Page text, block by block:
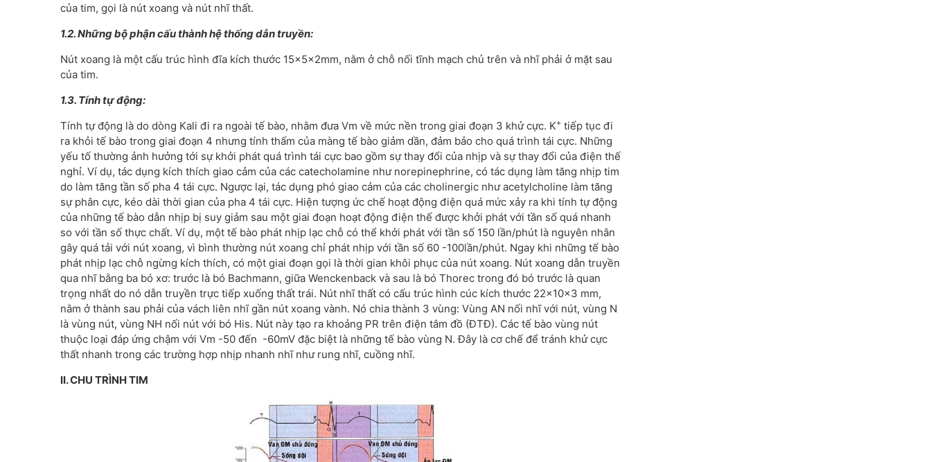
của tim, gọi là nút xoang và nút nhĩ thất.
1.2. Những bộ phận cấu thành hệ thống dẫn truyền:
Nút xoang là một cấu trúc hình đĩa kích thước 15x5x2mm, nằm ở chỗ nối tĩnh mạch chủ trên và nhĩ phải ở mặt sau
của tim.
1.3. Tính tự động:
Tính tự động là do dòng Kali đi ra ngoài tế bào, nhằm đưa Vm về mức nền trong giai đoạn 3 khử cực. K+ tiếp tục đi
ra khỏi tế bào trong giai đoạn 4 nhưng tính thấm của màng tế bào giảm dần, đảm bảo cho quá trình tái cực. Những
yếu tố thường ảnh hưởng tới sự khởi phát quá trình tái cực bao gồm sự thay đổi của nhịp và sự thay đổi của điện thế
nghỉ. Ví dụ, tác dụng kích thích giao cảm của các catecholamine như norepinephrine, có tác dụng làm tăng nhịp tim
do làm tăng tần số pha 4 tái cực. Ngược lại, tác dụng phó giao cảm của các cholinergic như acetylcholine làm tăng
sự phân cực, kéo dài thời gian của pha 4 tái cực. Hiện tượng ức chế hoạt động điện quá mức xảy ra khi tính tự động
của những tế bào dẫn nhịp bị suy giảm sau một giai đoạn hoạt động điện thế được khởi phát với tần số quá nhanh
so với tần số thực chất. Ví dụ, một tế bào phát nhịp lạc chỗ có thể khởi phát với tần số 150 lần/phút là nguyên nhân
gây quá tải với nút xoang, vì bình thường nút xoang chỉ phát nhịp với tần số 60 -100lần/phút. Ngay khi những tế bào
phát nhịp lạc chỗ ngừng kích thích, có một giai đoạn gọi là thời gian khôi phục của nút xoang. Nút xoang dẫn truyền
qua nhĩ bằng ba bó xơ: trước là bó Bachmann, giữa Wenckenback và sau là bó Thorec trong đó bó trước là quan
trọng nhất do nó dẫn truyền trực tiếp xuống thất trái. Nút nhĩ thất có cấu trúc hình cúc kích thước 22x10x3 mm,
nằm ở thành sau phải của vách liên nhĩ gần nút xoang vành. Nó chia thành 3 vùng: Vùng AN nối nhĩ với nút, vùng N
là vùng nút, vùng NH nối nút với bó His. Nút này tạo ra khoảng PR trên điện tâm đồ (ĐTĐ). Các tế bào vùng nút
thuộc loại đáp ứng chậm với Vm -50 đến -60mV đặc biệt là những tế bào vùng N. Đây là cơ chế để tránh khử cực
thất nhanh trong các trường hợp nhịp nhanh nhĩ như rung nhĩ, cuồng nhĩ.
II. CHU TRÌNH TIM